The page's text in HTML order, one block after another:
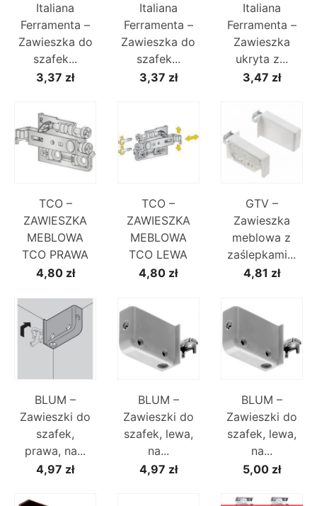
Italiana
Ferramenta –
Zawieszka do
szafek...
3,37 zł
Italiana
Ferramenta –
Zawieszka do
szafek...
3,37 zł
Italiana
Ferramenta –
Zawieszka
ukryta z...
3,47 zł
TCO –
ZAWIESZKA
MEBLOWA
TCO PRAWA
4,80 zł
TCO –
ZAWIESZKA
MEBLOWA
TCO LEWA
4,80 zł
GTV –
Zawieszka
meblowa z
zaślepkami...
4,81 zł
BLUM –
Zawieszki do
szafek,
prawa, na...
4,97 zł
BLUM –
Zawieszki do
szafek, lewa,
na...
4,97 zł
BLUM –
Zawieszki do
szafek, lewa,
na...
5,00 zł